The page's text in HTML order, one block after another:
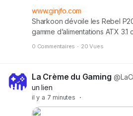
www.ginjfo.com
Sharkoon dévoile les Rebel
gamme d’alimentations ATX
0 Commentaires · 20 Vues
La Crème du Gaming
un lien
il y a 7 minutes ·